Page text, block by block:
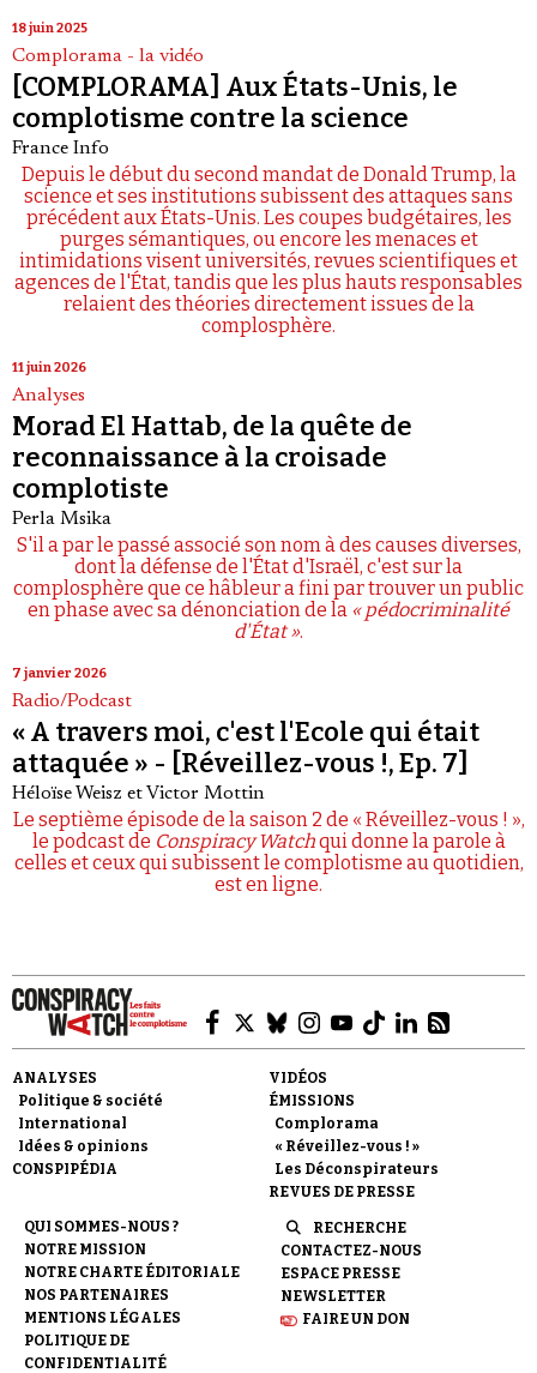
18 juin 2025
Complorama - la vidéo
[COMPLORAMA] Aux États-Unis, le
complotisme contre la science
France Info
Depuis le début du second mandat de Donald Trump, la
science et ses institutions subissent des attaques sans
précédent aux États-Unis. Les coupes budgétaires, les
purges sémantiques, ou encore les menaces et
intimidations visent universités, revues scientifiques et
agences de l'État, tandis que les plus hauts responsables
relaient des théories directement issues de la
complosphère.
11 juin 2026
Analyses
Morad El Hattab, de la quête de
reconnaissance à la croisade
complotiste
Perla Msika
S'il a par le passé associé son nom à des causes diverses,
dont la défense de l'État d'Israël, c'est sur la
complosphère que ce hâbleur a fini par trouver un public
en phase avec sa dénonciation de la « pédocriminalité
d'État ».
7 janvier 2026
Radio/Podcast
« A travers moi, c'est l'Ecole qui était
attaquée » - [Réveillez-vous !, Ep. 7]
Héloïse Weisz et Victor Mottin
Le septième épisode de la saison 2 de « Réveillez-vous ! »,
le podcast de Conspiracy Watchqui donne la parole à
celles et ceux qui subissent le complotisme au quotidien,
est en ligne.
ANALYSES
Politique & société
International
Idées & opinions
CONSPIPÉDIA
VIDÉOS
ÉMISSIONS
Complorama
« Réveillez-vous ! »
Les Déconspirateurs
REVUES DE PRESSE
QUI SOMMES-NOUS ?
NOTRE MISSION
NOTRE CHARTE ÉDITORIALE
NOS PARTENAIRES
MENTIONS LÉGALES
POLITIQUE DE
CONFIDENTIALITÉ
RECHERCHE
CONTACTEZ-NOUS
ESPACE PRESSE
NEWSLETTER
FAIRE UN DON